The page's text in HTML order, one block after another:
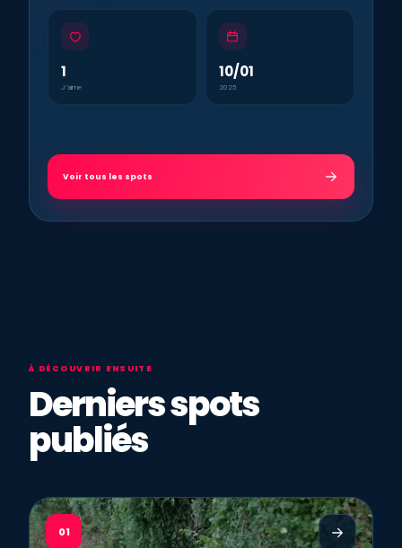
1
J’aime
10/01
2025
Voir tous les spots
À DÉCOUVRIR ENSUITE
Derniers spots
publiés
01